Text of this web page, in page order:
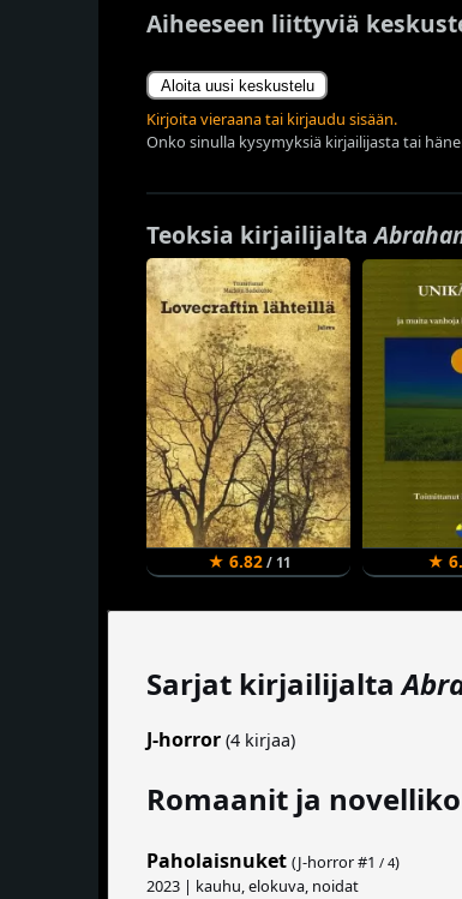
Aiheeseen liittyviä
Aloita uusi keskustelu
Kirjoita vieraana tai kirjaudu sisään.
Onko sinulla kysymyksiä kirjailijasta tai
Teoksia kirjailijalta
★ 6.82/ 11 ★
Sarjat kirjailijalta
J-horror (4 kirjaa)
Romaanit ja
Paholaisnuket (J-horror #1 / 4)
2023 | kauhu, elokuva, noidat